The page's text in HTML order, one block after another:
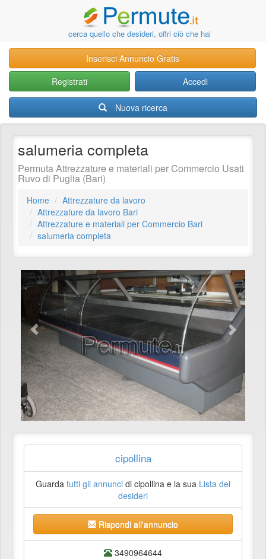
cerca quello che desideri, offri ciò che hai
Inserisci Annuncio Gratis
Registrati
Accedi
Nuova ricerca
salumeria completa
Permuta Attrezzature e materiali per Commercio Usati
Ruvo di Puglia (Bari)
Home
Attrezzature da lavoro
Attrezzature da lavoro Bari
Attrezzature e materiali per Commercio Bari
salumeria completa
cipollina
Guarda tutti gli annunci di cipollina e la sua Lista dei
desideri
Rispondi all'annuncio
3490964644